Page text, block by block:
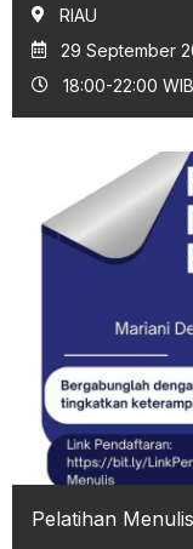
RIAU
29 September
18:00-22:00 WIB
Pelatihan